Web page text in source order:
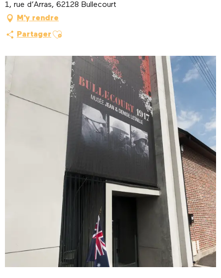
1, rue d’Arras, 62128 Bullecourt
M'y rendre
Partager Ajouter aux favoris